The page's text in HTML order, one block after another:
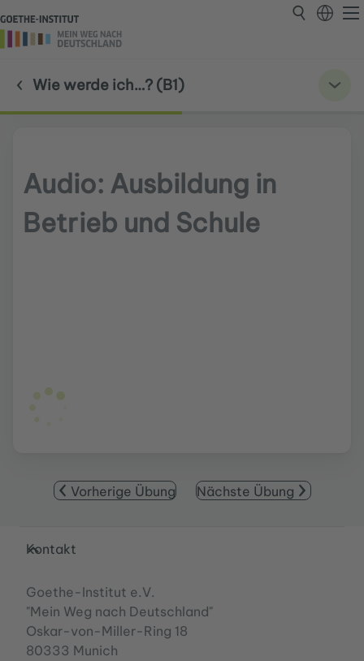
Wie werde ich…? (B1)
Audio: Ausbildung in
Betrieb und Schule
Vorherige Übung Nächste Übung
Service- und Informationsbereich
Kontakt
Goethe-Institut e.V.
"Mein Weg nach Deutschland"
Oskar-von-Miller-Ring 18
80333 Munich